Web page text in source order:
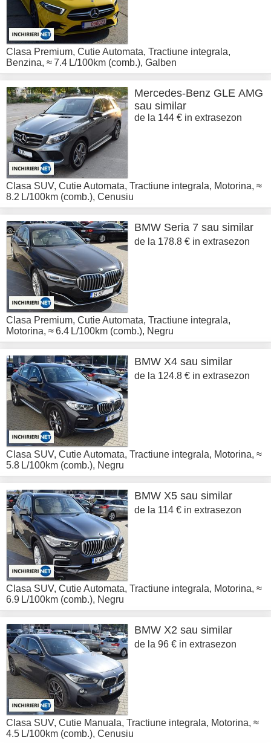
Clasa Premium, Cutie Automata, Tractiune integrala,
Benzina, ≈ 7.4 L/100km (comb.), Galben
Mercedes-Benz GLE AMG
sau similar
de la 144 € in extrasezon
Clasa SUV, Cutie Automata, Tractiune integrala, Motorina, ≈
8.2 L/100km (comb.), Cenusiu
BMW Seria 7 sau similar
de la 178.8 € in extrasezon
Clasa Premium, Cutie Automata, Tractiune integrala,
Motorina, ≈ 6.4 L/100km (comb.), Negru
BMW X4 sau similar
de la 124.8 € in extrasezon
Clasa SUV, Cutie Automata, Tractiune integrala, Motorina, ≈
5.8 L/100km (comb.), Negru
BMW X5 sau similar
de la 114 € in extrasezon
Clasa SUV, Cutie Automata, Tractiune integrala, Motorina, ≈
6.9 L/100km (comb.), Negru
BMW X2 sau similar
de la 96 € in extrasezon
Clasa SUV, Cutie Manuala, Tractiune integrala, Motorina, ≈
4.5 L/100km (comb.), Cenusiu